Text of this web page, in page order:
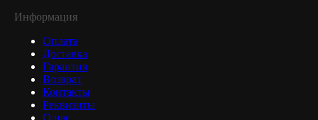
Информация
Оплата
Доставка
Гарантия
Возврат
Контакты
Реквизиты